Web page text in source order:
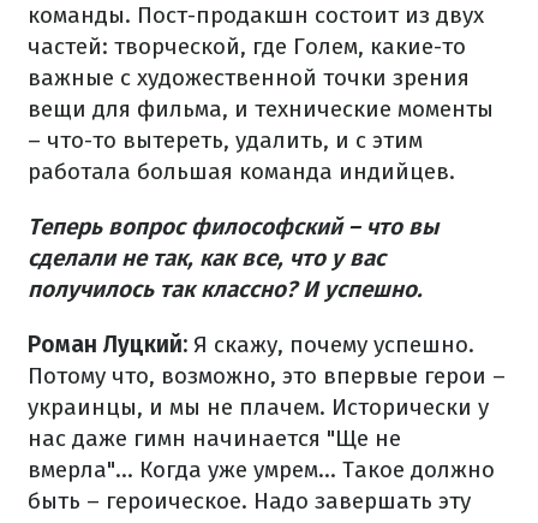
команды. Пост-продакшн состоит из двух
частей: творческой, где Голем, какие-то
важные с художественной точки зрения
вещи для фильма, и технические моменты
– что-то вытереть, удалить, и с этим
работала большая команда индийцев.
Теперь вопрос философский – что вы
сделали не так, как все, что у вас
получилось так классно? И успешно.
Роман Луцкий: Я скажу, почему успешно.
Потому что, возможно, это впервые герои –
украинцы, и мы не плачем. Исторически у
нас даже гимн начинается "Ще не
вмерла"... Когда уже умрем... Такое должно
быть – героическое. Надо завершать эту